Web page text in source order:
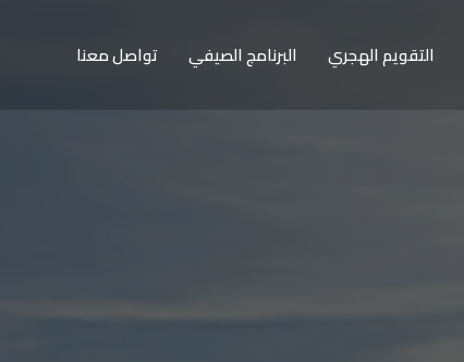
التقويم الهجري البرنامج الصيفي تواصل معنا